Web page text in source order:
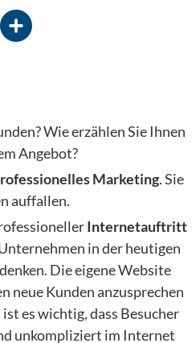
Wie erzählen Sie Ihnen
Angebot?
Marketing. Sie
auffallen.
Internetauftritt
in der heutigen
Die eigene Website
neue Kunden anzusprechen
es wichtig, dass Besucher
unkompliziert im Internet